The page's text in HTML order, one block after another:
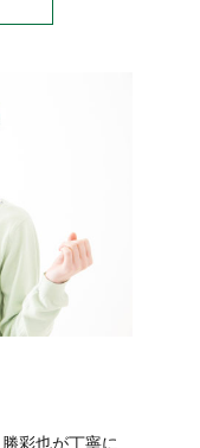
彩也が丁寧に